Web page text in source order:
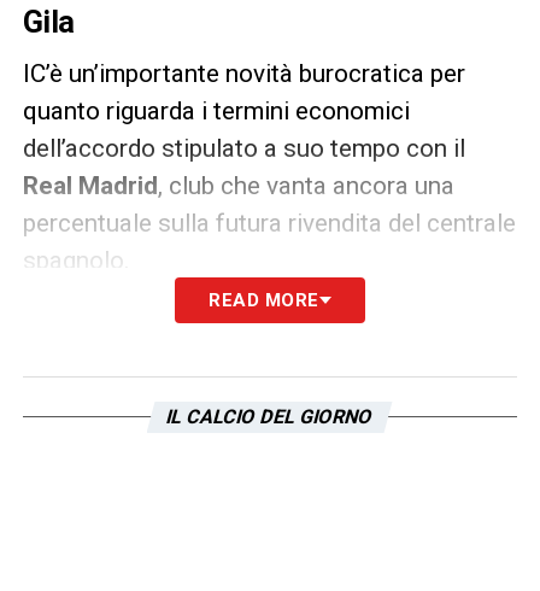
Gila
IC’è un’importante novità burocratica per
quanto riguarda i termini economici
dell’accordo stipulato a suo tempo con il
Real Madrid, club che vanta ancora una
percentuale sulla futura rivendita del centrale
spagnolo.
I conti della Lazio per la cessione di
Gila
In merito a questa possibile cessione,
READ MORE
IL CALCIO DEL GIORNO